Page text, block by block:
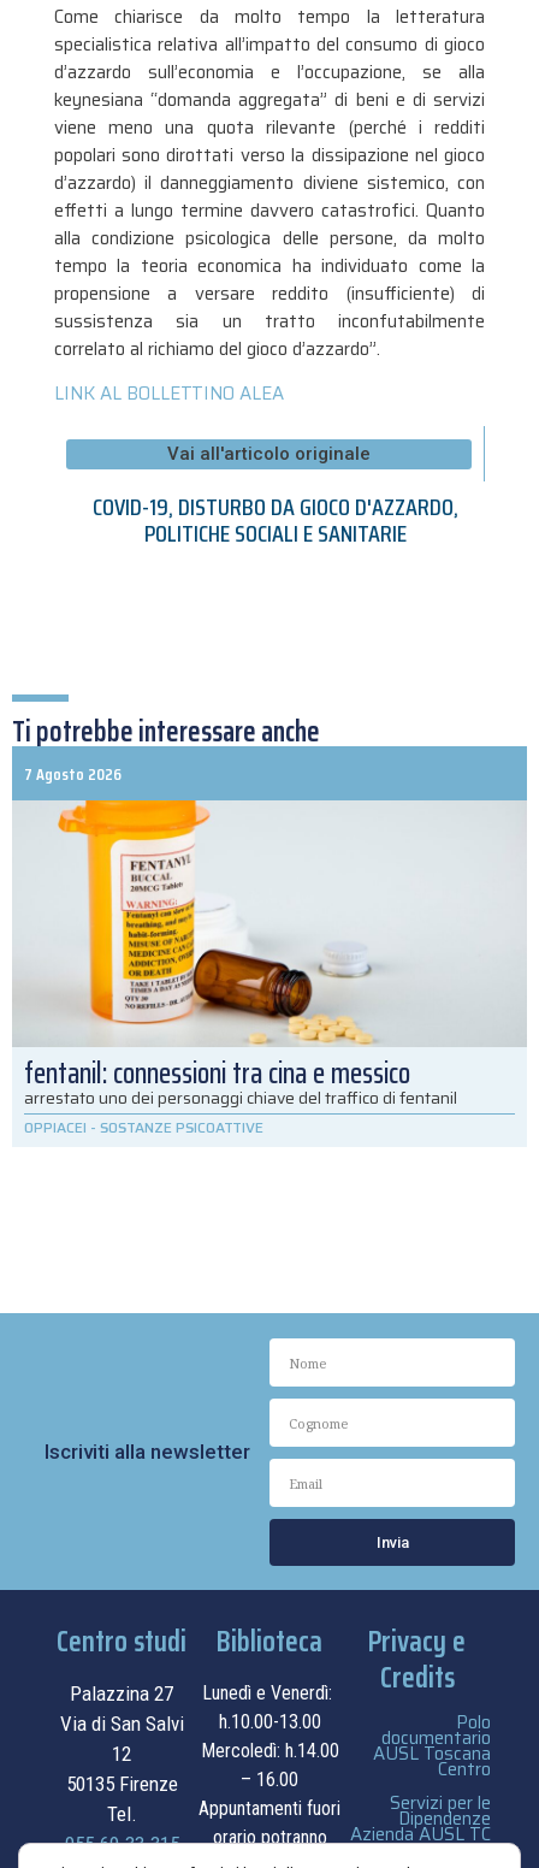
Come chiarisce da molto tempo la letteratura
specialistica relativa all’impatto del consumo di gioco
d’azzardo sull’economia e l’occupazione, se alla
keynesiana “domanda aggregata” di beni e di servizi
viene meno una quota rilevante (perché i redditi
popolari sono dirottati verso la dissipazione nel gioco
d’azzardo) il danneggiamento diviene sistemico, con
effetti a lungo termine davvero catastrofici. Quanto
alla condizione psicologica delle persone, da molto
tempo la teoria economica ha individuato come la
propensione a versare reddito (insufficiente) di
sussistenza sia un tratto inconfutabilmente
correlato al richiamo del gioco d’azzardo”.
LINK AL BOLLETTINO ALEA
Vai all'articolo originale
COVID-19,DISTURBO DA GIOCO D'AZZARDO,
POLITICHE SOCIALI E SANITARIE
Ti potrebbe interessare anche
7 Agosto 2026
fentanil: connessioni tra cina e messico
arrestato uno dei personaggi chiave del traffico di fentanil
OPPIACEI - SOSTANZE PSICOATTIVE
Iscriviti alla newsletter
Invia
Centro studi
Palazzina 27
Via di San Salvi
12
50135 Firenze
Tel.
055.69.33.315
Biblioteca
Lunedì e Venerdì:
h.10.00-13.00
Mercoledì: h.14.00
– 16.00
Appuntamenti fuori
orario potranno
Privacy e
Credits
Polo
documentario
AUSL Toscana
Centro
Servizi per le
Dipendenze
Azienda AUSL TC